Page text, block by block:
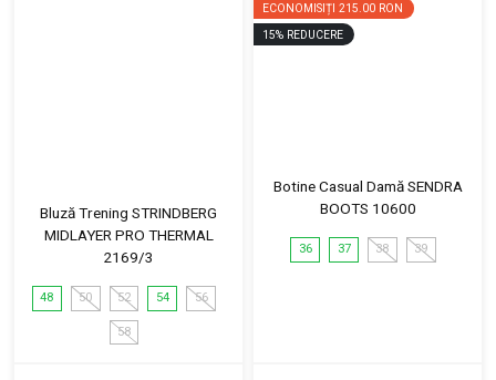
Bluză Trening STRINDBERG
MIDLAYER PRO THERMAL
2169/3
48 50 52 54 56
58
ECONOMISIȚI 215.00 RON
15% REDUCERE
Botine Casual Damă SENDRA
BOOTS 10600
36 37 38 39